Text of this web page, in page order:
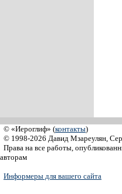
© «Иероглиф» (контакты)
© 1998-2026 Давид Мзареулян,
Права на все работы,
авторам
Информеры для вашего сайта